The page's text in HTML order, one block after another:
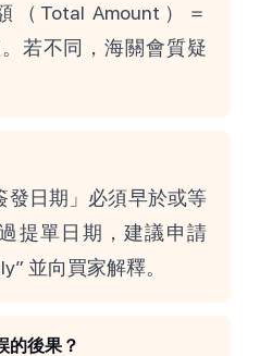
（Total Amount）＝
若不同，海關會質疑
發日期」必須早於或等
提單日期，建議申請
並向買家解釋。
的後果？